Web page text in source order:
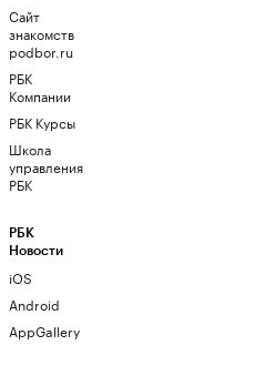
Сайт
знакомств
podbor.ru
РБК
Компании
РБК Курсы
Школа
управления
РБК
РБК
Новости
iOS
Android
AppGallery